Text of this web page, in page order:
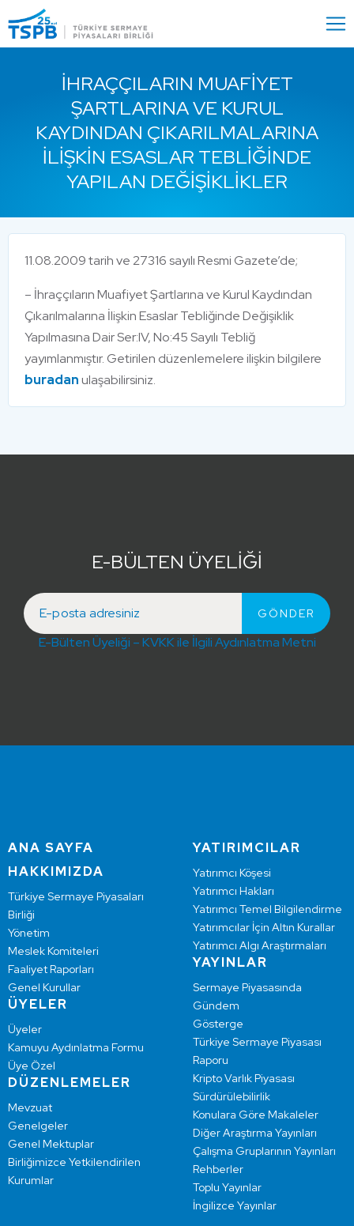
Close
İHRAÇÇILARIN MUAFIYET
ŞARTLARINA VE KURUL
KAYDINDAN ÇIKARILMALARINA
İLIŞKIN ESASLAR TEBLIĞINDE
YAPILAN DEĞIŞIKLIKLER
11.08.2009 tarih ve 27316 sayılı Resmi Gazete’de;
– İhraççıların Muafiyet Şartlarına ve Kurul Kaydından
Çıkarılmalarına İlişkin Esaslar Tebliğinde Değişiklik
Yapılmasına Dair Ser:IV, No:45 Sayılı Tebliğ
yayımlanmıştır. Getirilen düzenlemelere ilişkin bilgilere
buradanulaşabilirsiniz.
E-BÜLTEN ÜYELİĞİ
E-Bülten Üyeliği – KVKK ile İlgili Aydınlatma Metni
ANA SAYFA
HAKKIMIZDA
Türkiye Sermaye Piyasaları
Birliği
Yönetim
Meslek Komiteleri
Faaliyet Raporları
Genel Kurullar
ÜYELER
Üyeler
Kamuyu Aydınlatma Formu
Üye Özel
DÜZENLEMELER
Mevzuat
Genelgeler
Genel Mektuplar
Birliğimizce Yetkilendirilen
Kurumlar
YATIRIMCILAR
Yatırımcı Köşesi
Yatırımcı Hakları
Yatırımcı Temel Bilgilendirme
Yatırımcılar İçin Altın Kurallar
Yatırımcı Algı Araştırmaları
YAYINLAR
Sermaye Piyasasında
Gündem
Gösterge
Türkiye Sermaye Piyasası
Raporu
Kripto Varlık Piyasası
Sürdürülebilirlik
Konulara Göre Makaleler
Diğer Araştırma Yayınları
Çalışma Gruplarının Yayınları
Rehberler
Toplu Yayınlar
İngilizce Yayınlar